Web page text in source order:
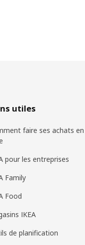
utiles
faire ses achats en
pour les entreprises
Family
Food
IKEA
de planification